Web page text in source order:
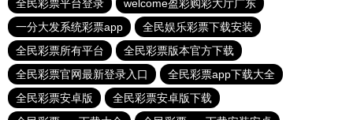
全民彩票平台登录
welcome盈彩购彩大厅广东
一分大发系统彩票app
全民娱乐彩票下载安装
全民彩票所有平台
全民彩票版本官方下载
全民彩票官网最新登录入口
全民彩票app下载大全
全民彩票安卓版
全民彩票安卓版下载